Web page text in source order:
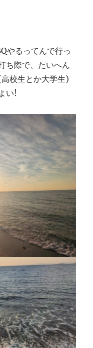
やるってんで行っ
ち際で、たいへん
校生とか大学生)
い!